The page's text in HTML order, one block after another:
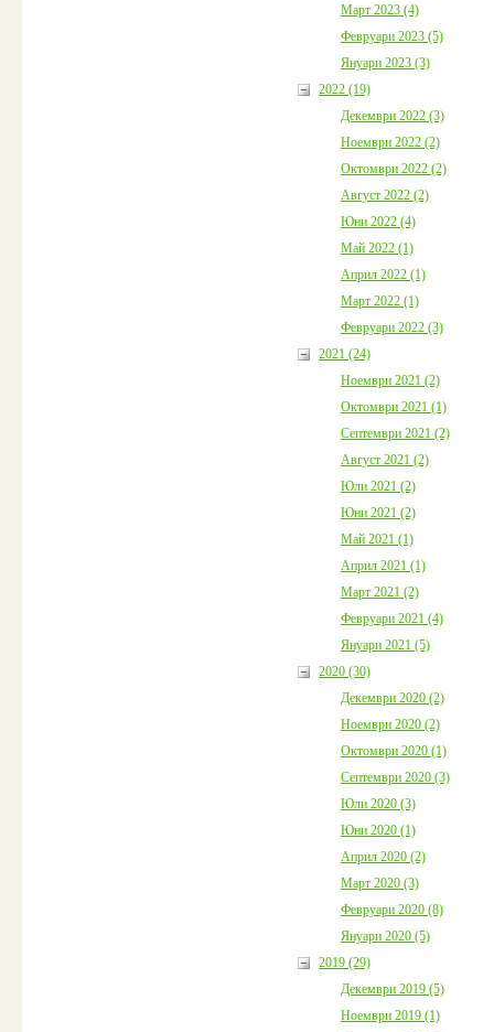
Март 2023 (4)
Февруари 2023 (5)
Януари 2023 (3)
2022 (19)
Декември 2022 (3)
Ноември 2022 (2)
Октомври 2022 (2)
Август 2022 (2)
Юни 2022 (4)
Май 2022 (1)
Април 2022 (1)
Март 2022 (1)
Февруари 2022 (3)
2021 (24)
Ноември 2021 (2)
Октомври 2021 (1)
Септември 2021 (2)
Август 2021 (2)
Юли 2021 (2)
Юни 2021 (2)
Май 2021 (1)
Април 2021 (1)
Март 2021 (2)
Февруари 2021 (4)
Януари 2021 (5)
2020 (30)
Декември 2020 (2)
Ноември 2020 (2)
Октомври 2020 (1)
Септември 2020 (3)
Юли 2020 (3)
Юни 2020 (1)
Април 2020 (2)
Март 2020 (3)
Февруари 2020 (8)
Януари 2020 (5)
2019 (29)
Декември 2019 (5)
Ноември 2019 (1)